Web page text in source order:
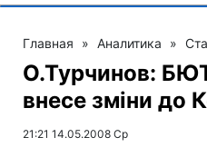
Главная » Аналитика »
О.Турчинов:
внесе зміни до
21:21 14.05.2008 Ср